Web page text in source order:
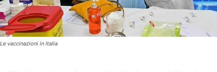
Le vaccinazioni in Italia